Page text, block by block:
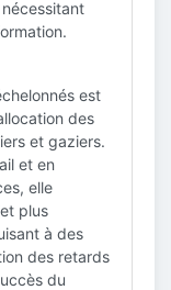
est
des
et gaziers.
et en
elle
plus
à des
des retards
du